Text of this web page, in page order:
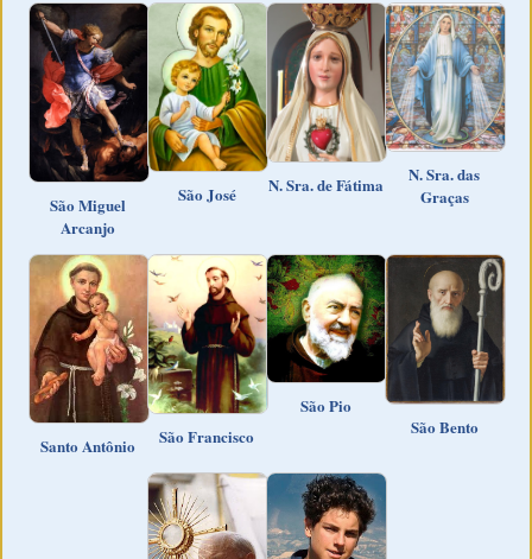
São Miguel
Arcanjo
São José N. Sra. de Fátima
N. Sra. das
Graças
Santo Antônio São Francisco
São Pio
São Bento